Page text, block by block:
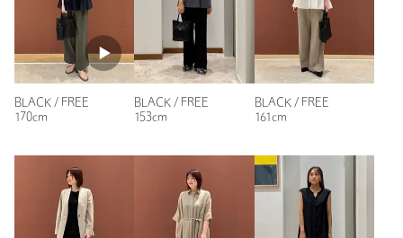
洗濯表示 - 洗濯表示について
商品番号 6432-6-000008
購入カラー：BLACK
お店で一目惚れして購入しました
柔らかに素材で思ったより荷物がたくさんはいります
たくさんいれても重くなく便利です
身長： 156cm
参考になった
BLACK / FREE
170cm
BLACK / FREE
153cm
BLACK / FREE
161cm